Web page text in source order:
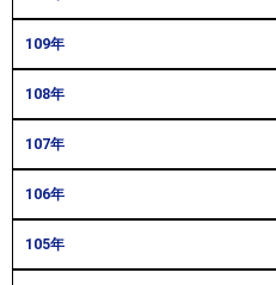
109年
108年
107年
106年
105年